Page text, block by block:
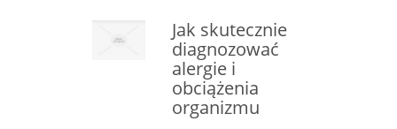
Jak skutecznie
diagnozować
alergie i
obciążenia
organizmu